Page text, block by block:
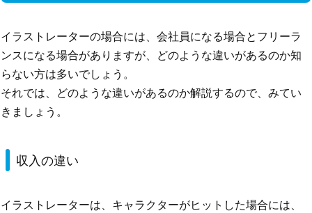
イラストレーターの場合には、会社員になる場合とフリーラ
ンスになる場合がありますが、どのような違いがあるのか知
らない方は多いでしょう。
それでは、どのような違いがあるのか解説するので、みてい
きましょう。
収入の違い
イラストレーターは、キャラクターがヒットした場合には、